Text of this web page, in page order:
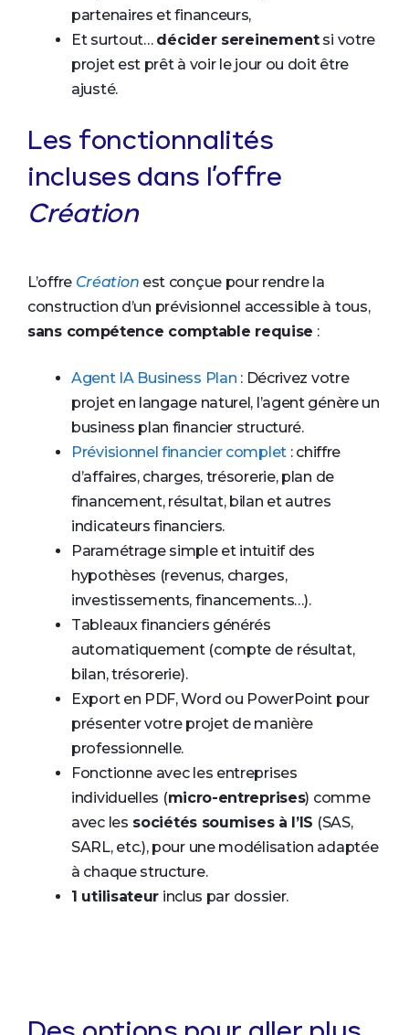
partenaires et financeurs,
Et surtout… décider sereinementsi votre
projet est prêt à voir le jour ou doit être
ajusté.
Les fonctionnalités
incluses dans l’offre
Création
L’offre Création est conçue pour rendre la
construction d’un prévisionnel accessible à tous,
sans compétence comptable requise :
Agent IA Business Plan : Décrivez votre
projet en langage naturel, l’agent génère un
business plan financier structuré.
Prévisionnel financier complet : chiffre
d’affaires, charges, trésorerie, plan de
financement, résultat, bilan et autres
indicateurs financiers.
Paramétrage simple et intuitif des
hypothèses (revenus, charges,
investissements, financements…).
Tableaux financiers générés
automatiquement (compte de résultat,
bilan, trésorerie).
Export en PDF, Word ou PowerPoint pour
présenter votre projet de manière
professionnelle.
Fonctionne avec les entreprises
individuelles (micro-entreprises) comme
avec les sociétés soumises à l’IS (SAS,
SARL, etc.), pour une modélisation adaptée
à chaque structure.
1 utilisateur inclus par dossier.